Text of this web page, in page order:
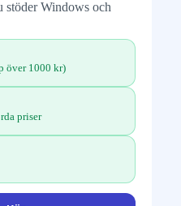
stöder Windows och
över 1000 kr)
priser